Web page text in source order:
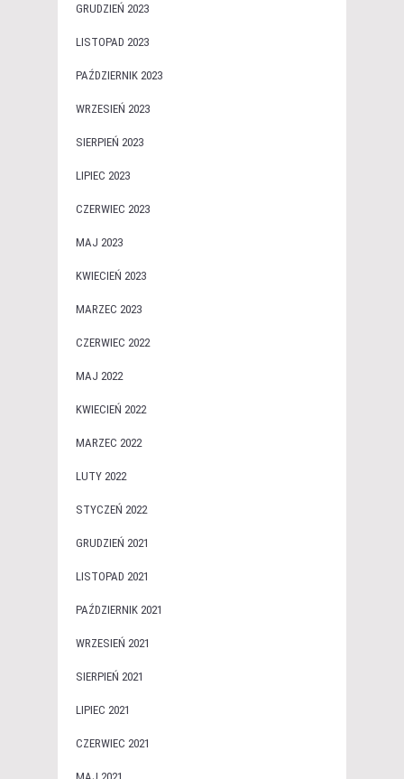
GRUDZIEŃ 2023
LISTOPAD 2023
PAŹDZIERNIK 2023
WRZESIEŃ 2023
SIERPIEŃ 2023
LIPIEC 2023
CZERWIEC 2023
MAJ 2023
KWIECIEŃ 2023
MARZEC 2023
CZERWIEC 2022
MAJ 2022
KWIECIEŃ 2022
MARZEC 2022
LUTY 2022
STYCZEŃ 2022
GRUDZIEŃ 2021
LISTOPAD 2021
PAŹDZIERNIK 2021
WRZESIEŃ 2021
SIERPIEŃ 2021
LIPIEC 2021
CZERWIEC 2021